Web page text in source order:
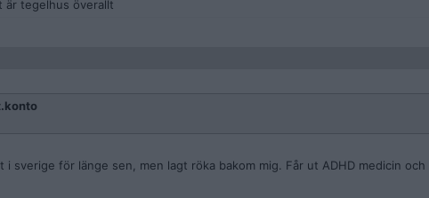
är tegelhus överallt
sverige för länge sen, men lagt röka bakom mig. Får ut ADHD medicin och